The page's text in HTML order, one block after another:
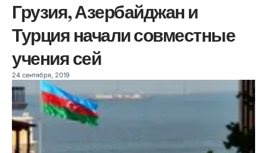
Грузия, Азербайджан и
Турция начали совместные
учения сей
24 сентября, 2019